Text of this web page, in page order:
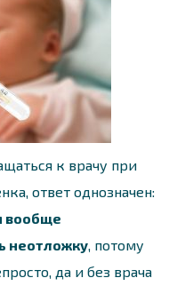
к врачу при
ответ однозначен:
вообще
неотложку, потому
да и без врача